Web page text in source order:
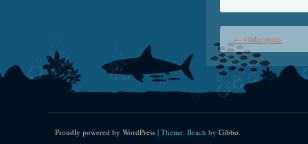
← Older posts
Proudly powered by WordPress | Theme: Beach by Gibbo